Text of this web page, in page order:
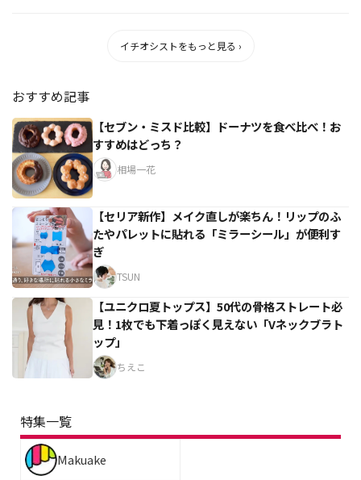
イチオシストをもっと見る ›
おすすめ記事
【セブン・ミスド比較】ドーナツを食べ比べ！お
すすめはどっち？
相場一花
【セリア新作】メイク直しが楽ちん！リップのふ
たやパレットに貼れる「ミラーシール」が便利す
ぎ
TSUN
【ユニクロ夏トップス】50代の骨格ストレート必
見！1枚でも下着っぽく見えない「Vネックブラト
ップ」
ちえこ
特集一覧
Makuake